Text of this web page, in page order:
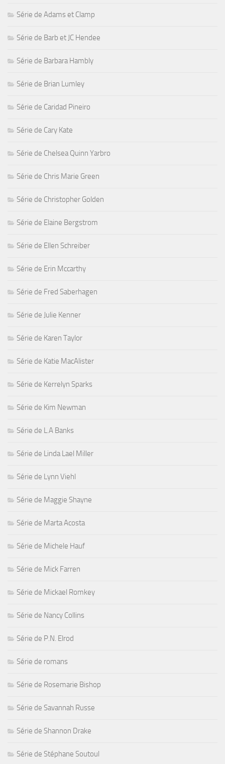
Série de Adams et Clamp
Série de Barb et JC Hendee
Série de Barbara Hambly
Série de Brian Lumley
Série de Caridad Pineiro
Série de Cary Kate
Série de Chelsea Quinn Yarbro
Série de Chris Marie Green
Série de Christopher Golden
Série de Elaine Bergstrom
Série de Ellen Schreiber
Série de Erin Mccarthy
Série de Fred Saberhagen
Série de Julie Kenner
Série de Karen Taylor
Série de Katie MacAlister
Série de Kerrelyn Sparks
Série de Kim Newman
Série de L.A Banks
Série de Linda Lael Miller
Série de Lynn Viehl
Série de Maggie Shayne
Série de Marta Acosta
Série de Michele Hauf
Série de Mick Farren
Série de Mickael Romkey
Série de Nancy Collins
Série de P.N. Elrod
Série de romans
Série de Rosemarie Bishop
Série de Savannah Russe
Série de Shannon Drake
Série de Stéphane Soutoul